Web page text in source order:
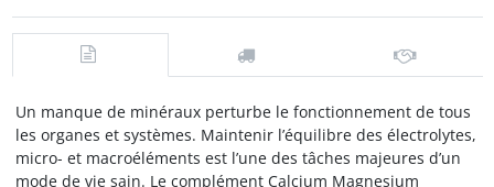
Un manque de minéraux perturbe le fonctionnement de tous
les organes et systèmes. Maintenir l’équilibre des électrolytes,
micro- et macroéléments est l’une des tâches majeures d’un
mode de vie sain. Le complément Calcium Magnesium